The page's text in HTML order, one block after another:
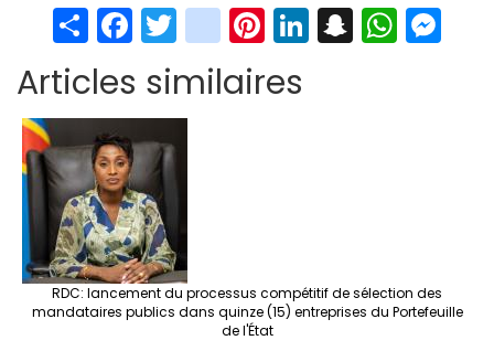
S
h
ar
e
Fa
ce
b
o
o
k
T
wi
tt
er
in
st
ag
Pi
er
Li S W
Articles similaires
RDC: lancement du processus compétitif de sélection des
mandataires publics dans quinze (15) entreprises du Portefeuille
de l'État